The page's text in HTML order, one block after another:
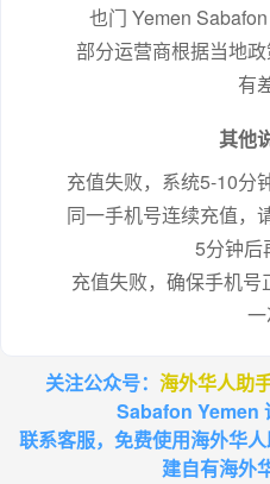
也门 Yemen
有
其他
充值失败，系统5-10分
同一手机号连续充值，
5分钟后
充值失败，确保手机
关注公众号： 海外华人助
Sabafon Yemen
联系客服，免费使用海外华
建自有海外